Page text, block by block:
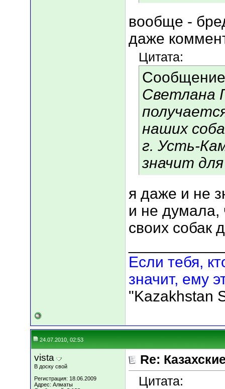
вообще -
даже
Цитата:
Светлана
наших
г. Усть-
значит
я даже и не
и не думала,
своих собак
Если тебя,
значит, ему
"Kazakhstan
24.07.2010, 02:53
vista
В доску свой
Регистрация: 18.06.2009
Адрес: Алматы
Re:
Цитата: